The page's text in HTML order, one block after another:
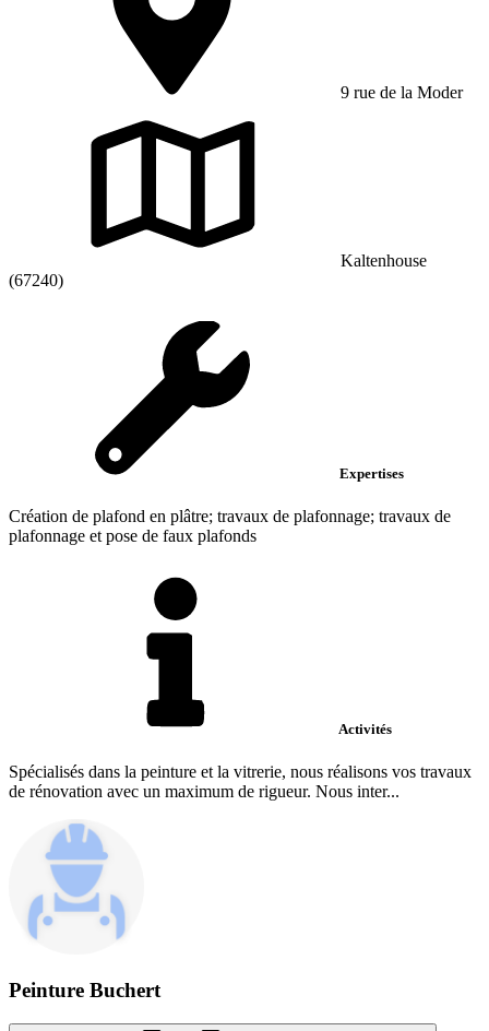
9 rue de la Moder
Kaltenhouse
(67240)
Expertises
Création de plafond en plâtre; travaux de plafonnage; travaux de
plafonnage et pose de faux plafonds
Activités
Spécialisés dans la peinture et la vitrerie, nous réalisons vos travaux
de rénovation avec un maximum de rigueur. Nous inter...
Peinture Buchert